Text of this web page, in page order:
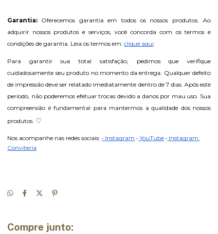
Garantia: Oferecemos garantia em todos os nossos produtos. Ao
adquirir nossos produtos e serviços, você concorda com os termos e
condições de garantia. Leia os termos em: clique aqui
Para garantir sua total satisfação, pedimos que verifique
cuidadosamente seu produto no momento da entrega. Qualquer defeito
de impressão deve ser relatado imediatamente dentro de 7 dias. Após este
período, não poderemos efetuar trocas devido a danos por mau uso. Sua
compreensão é fundamental para mantermos a qualidade dos nossos
produtos. ♡
Nos acompanhe nas redes sociais: • Instagram • YouTube • Instagram
Conviteria
Compre junto: